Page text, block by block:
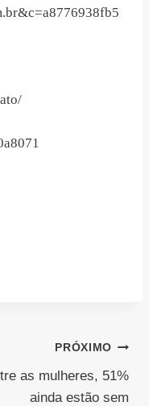
PRÓXIMO
as mulheres, 51%
ainda estão sem